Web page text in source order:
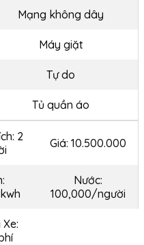
Mạng không dây
Máy giặt
Tự do
Tủ quần áo
2
Giá: 10.500.000
Nước:
100,000/người
Xe: